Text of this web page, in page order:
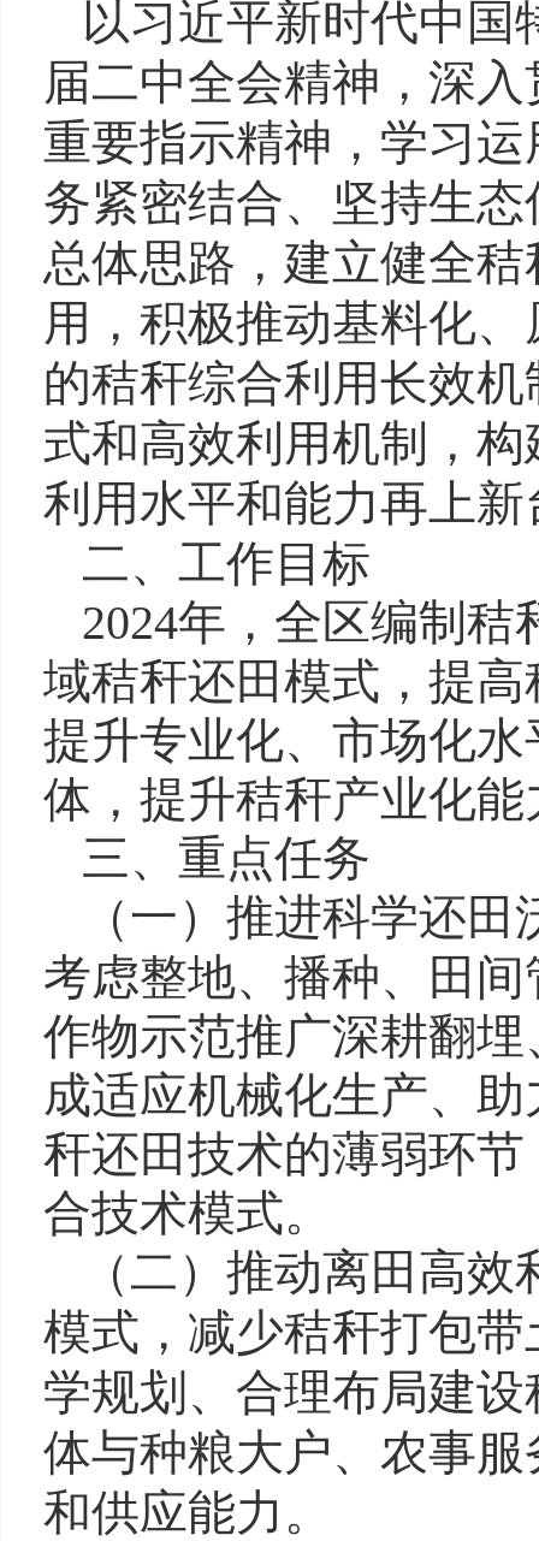
以习近平新时代中国
届二中全会精神，深
重要指示精神，学习运
务紧密结合、坚持生
总体思路，建立健全
用，积极推动基料化
的秸秆综合利用长效
式和高效利用机制，
利用水平和能力再上新
二、工作目标
2024年 ， 全区编制秸
域秸秆还田模式，提
提升专业化、市场化
体，提升秸秆产业化能
三、重点任务
（一）推进科学还田
考虑整地、播种、田
作物示范推广深耕翻
成适应机械化生产、
秆还田技术的薄弱环
合技术模式。
（二）推动离田高效
模式，减少秸秆打包
学规划、合理布局建
体与种粮大户、农事
和供应能力。